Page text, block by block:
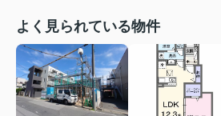
よく見られている物件